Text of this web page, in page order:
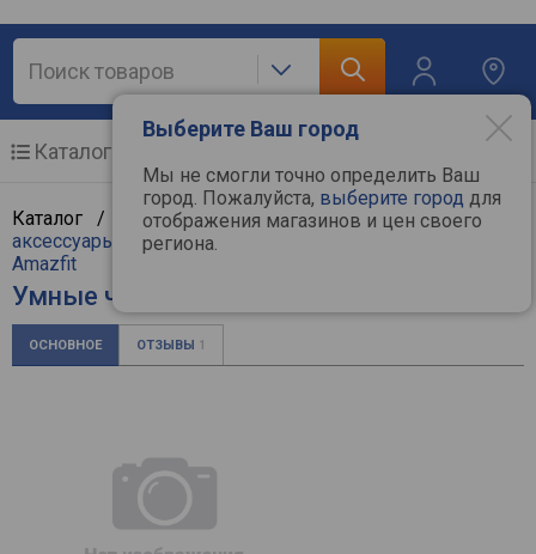
Выберите Ваш город
Мы не смогли точно определить Ваш
город. Пожалуйста, выберите город для
отображения магазинов и цен своего
региона.
Каталог
Каталог / Мобильные и связь/Мобильные и
аксессуары
/Смарт часы и фитнес браслеты
Amazfit
Умные часы Amazfit T-Rex 2
ОСНОВНОЕ ОТЗЫВЫ 1